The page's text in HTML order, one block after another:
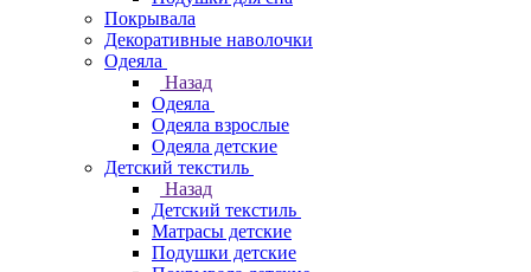
Покрывала
Декоративные наволочки
Одеяла
Назад
Одеяла
Одеяла взрослые
Одеяла детские
Детский текстиль
Назад
Детский текстиль
Матрасы детские
Подушки детские